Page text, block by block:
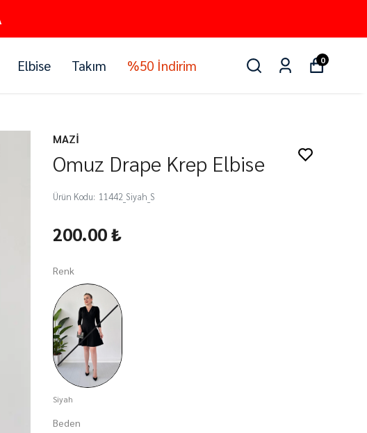
Elbise Takım %50 İndirim 0
MAZİ
Omuz Drape Krep Elbise
Ürün Kodu: 11442_Siyah_S
200.00 ₺
Renk
Siyah
Beden